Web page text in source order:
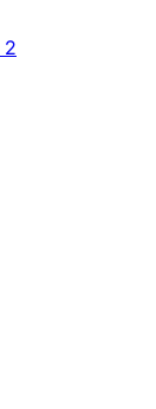
2